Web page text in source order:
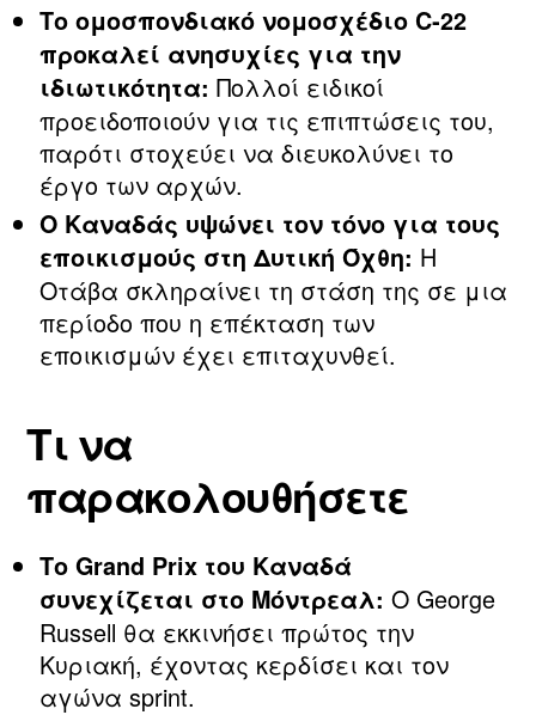
Το ομοσπονδιακό νομοσχέδιο C‑22
προκαλεί ανησυχίες για την
ιδιωτικότητα: Πολλοί ειδικοί
προειδοποιούν για τις επιπτώσεις του,
παρότι στοχεύει να διευκολύνει το
έργο των αρχών.
Ο Καναδάς υψώνει τον τόνο για τους
εποικισμούς στη Δυτική Όχθη: Η
Οτάβα σκληραίνει τη στάση της σε μια
περίοδο που η επέκταση των
εποικισμών έχει επιταχυνθεί.
Τι να
παρακολουθήσετε
Το Grand Prix του Καναδά
συνεχίζεται στο Μόντρεαλ: Ο George
Russell θα εκκινήσει πρώτος την
Κυριακή, έχοντας κερδίσει και τον
αγώνα sprint.